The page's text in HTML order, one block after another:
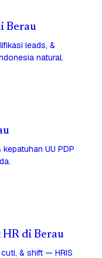
Berau
leads, &
natural.
UU PDP
HR di Berau
& shift — HRIS